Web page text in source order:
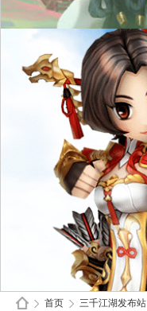
首页 三千江湖发布站